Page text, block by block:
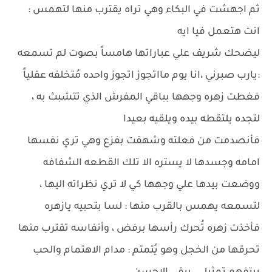
ثم اجهشت في البكاء وهي تراه يقترب منها لتهمس :
انت هتعمل فيا ايه
ليضحك شريف علي عباراتها هامساً بصوت لم تسمعه
:يارب صبرني ،انا يوم مااتجوز اتجوز واحده مُتخلفه عقلياً
فغطت زهره وجهها بباقي المفرش الذي تتشبث به ،
لتجده يلتقطه بيده ويلقيه بعيدا
فأنصدمت من فعلته وشهقت بفزع وهي تري نفسها
امامه وجسدها لا يستره الا تلك القطعه الشفافه
ووضعت بيدها علي وجهها كي لا تري نظراته اليها ،
لتسمعه يهمس بالقرب منها : لسا بتحبيه يازهره
فأخذت زهره تُحرك رأسها برفض ، وأنفاسه تقترب منها
تحرقها من الخجل وهو يُتمتم : مدام الاهتمام والحب